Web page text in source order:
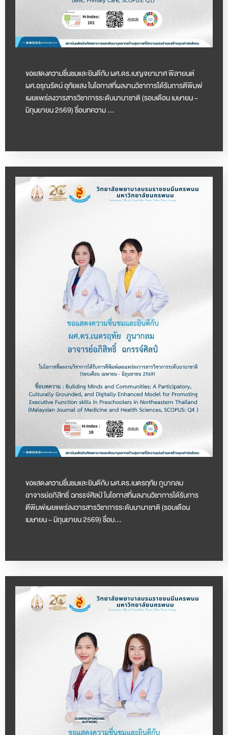
ขอแสดงความชื่นชมและยินดีกับ ผศ.ดร.เบญจยามาศ พิลายนต์
ผศ.อรุณรัตน์ อุทัยแสง ในโอกาสที่ผลงานวิชาการได้รับการตีพิมพ์
เผยแพร่ลงวารสารวิชาการระดับนานาชาติ (รอบเดือน เมษายน –
มิถุนยายน 2569) ชื่อบทความ …
ขอแสดงความชื่นชมและยินดีกับ ผศ.ดร.เนตรฤทัย ภูนากลม
อาจารย์อภิสิทธิ์ ฉกรรจ์ศิลป์ ในโอกาสที่ผลงานวิชาการได้รับการ
ตีพิมพ์เผยแพร่ลงวารสารวิชาการระดับนานาชาติ (รอบเดือน
เมษายน – มิถุนยายน 2569) ชื่อบ…